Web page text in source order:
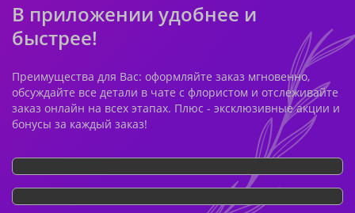
В приложении удобнее и
быстрее!
Преимущества для Вас: оформляйте заказ мгновенно,
обсуждайте все детали в чате с флористом и отслеживайте
заказ онлайн на всех этапах. Плюс - эксклюзивные акции и
бонусы за каждый заказ!